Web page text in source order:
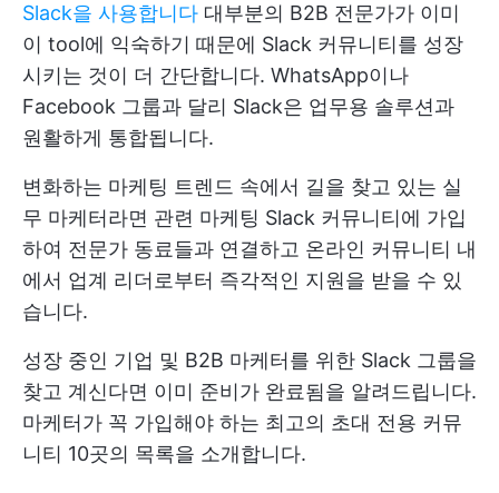
Slack을 사용합니다 대부분의 B2B 전문가가 이미
이 tool에 익숙하기 때문에 Slack 커뮤니티를 성장
시키는 것이 더 간단합니다. WhatsApp이나
Facebook 그룹과 달리 Slack은 업무용 솔루션과
원활하게 통합됩니다.
변화하는 마케팅 트렌드 속에서 길을 찾고 있는 실
무 마케터라면 관련 마케팅 Slack 커뮤니티에 가입
하여 전문가 동료들과 연결하고 온라인 커뮤니티 내
에서 업계 리더로부터 즉각적인 지원을 받을 수 있
습니다.
성장 중인 기업 및 B2B 마케터를 위한 Slack 그룹을
찾고 계신다면 이미 준비가 완료됨을 알려드립니다.
마케터가 꼭 가입해야 하는 최고의 초대 전용 커뮤
니티 10곳의 목록을 소개합니다.